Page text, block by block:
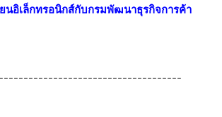
นอิเล็กทรอนิกส์กับกรมพัฒนาธุรกิจการค้า